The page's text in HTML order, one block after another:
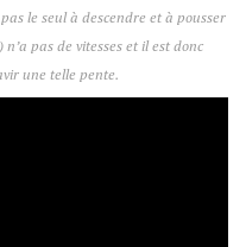
le seul à descendre et à pousser
pas de vitesses et il est donc
une telle pente.